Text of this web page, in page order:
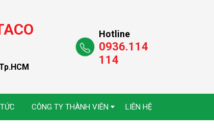
Hotline
0936.114
114
CÔNG TY THÀNH VIÊN LIÊN HỆ